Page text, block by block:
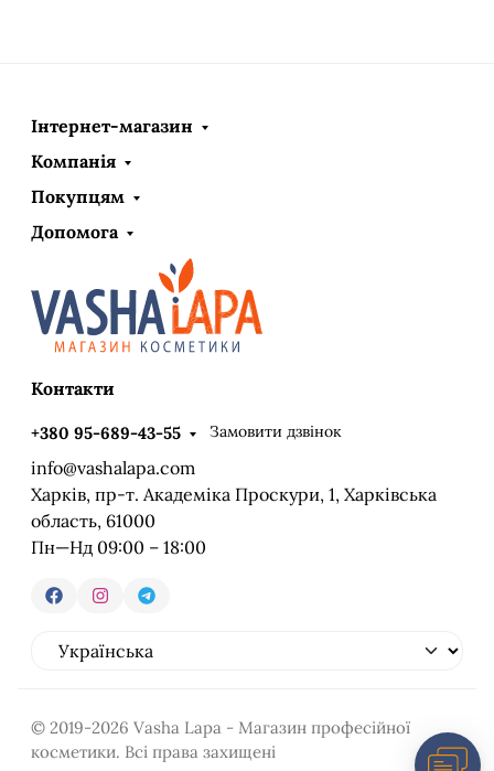
Інтернет-магазин
Компанія
Покупцям
Допомога
Контакти
+380 95-689-43-55 Замовити дзвінок
info@vashalapa.com
Харків, пр-т. Академіка Проскури, 1, Харківська
область, 61000
Пн—Нд 09:00 – 18:00
© 2019-2026 Vasha Lapa - Магазин професійної
косметики. Всі права захищені